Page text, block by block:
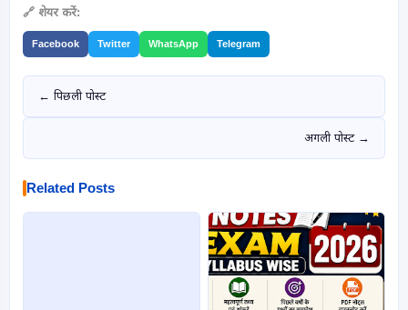
🔗 शेयर करें:
Facebook Twitter WhatsApp Telegram
← पिछली पोस्ट
अगली पोस्ट →
Related Posts